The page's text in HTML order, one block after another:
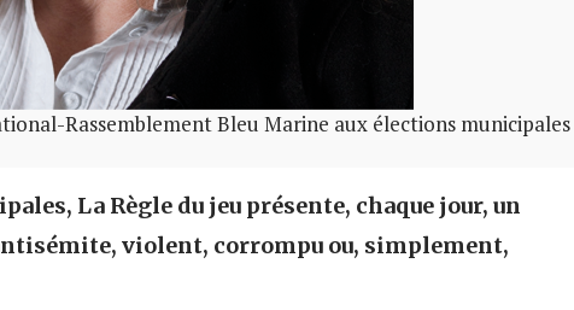
Rassemblement Bleu Marine aux élections municipales
La Règle du jeu présente, chaque jour, un
violent, corrompu ou, simplement,